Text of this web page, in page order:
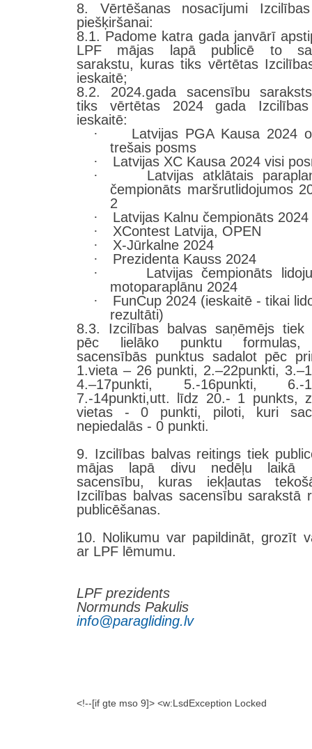
8. Vērtēšanas nosacījumi
piešķiršanai:
8.1. Padome katra gada janvārī
LPF mājas lapā publicē to
sarakstu, kuras tiks vērtētas
ieskaitē;
8.2. 2024.gada sacensību
tiks vērtētas 2024 gada
ieskaitē:
·
Latvijas PGA Kausa 2024
trešais posms
·
Latvijas XC Kausa 2024 visi
·
Latvijas atklātais
čempionāts maršrutlidojumos
2
·
Latvijas Kalnu čempionāts 2024
·
XContest Latvija, OPEN
·
X-Jūrkalne 2024
·
Prezidenta Kauss 2024
·
Latvijas čempionāts
motoparaplānu 2024
·
FunCup 2024 (ieskaitē - tikai
rezultāti)
8.3. Izcilības balvas saņēmējs tiek
pēc lielāko punktu formulas,
sacensībās punktus sadalot pēc
1.vieta – 26 punkti, 2.–22punkti,
4.–17punkti, 5.-16punkti, 6.-
7.-14punkti,utt. līdz 20.- 1 punkts,
vietas - 0 punkti, piloti, kuri
nepiedalās - 0 punkti.
9. Izcilības balvas reitings tiek
mājas lapā divu nedēļu laikā
sacensību, kuras iekļautas
Izcilības balvas sacensību sarakstā
publicēšanas.
10. Nolikumu var papildināt, grozīt
ar LPF lēmumu.
LPF prezidents
Normunds Pakulis
info@paragliding.lv
<!--[if gte mso 9]> <w:LsdException Locked